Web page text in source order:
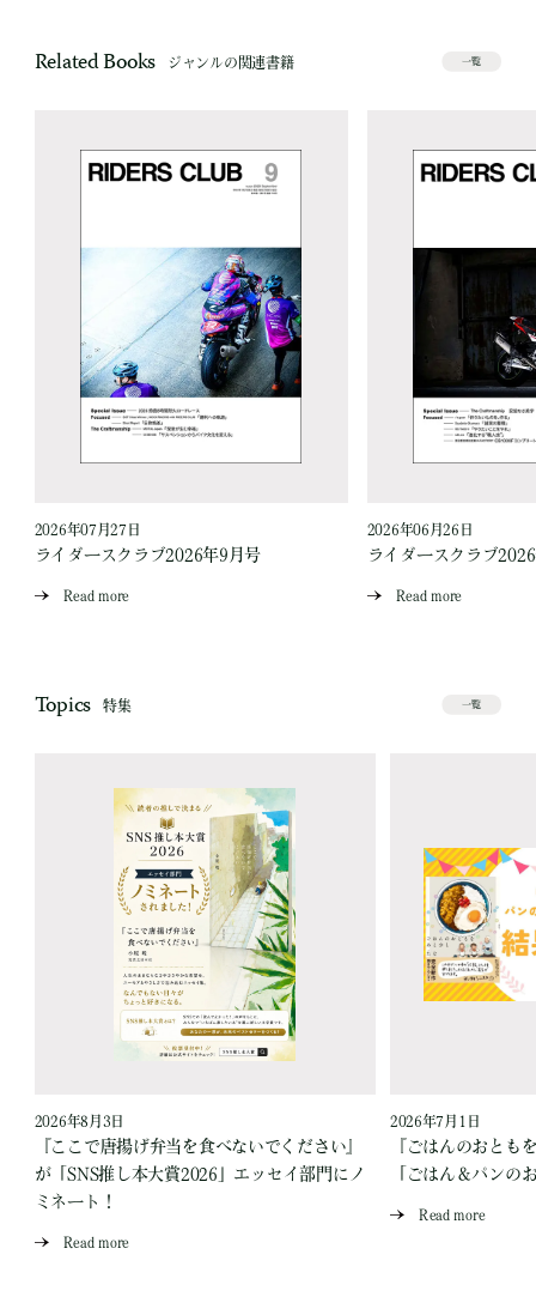
Related Books ジャンルの関連書籍 一覧
2026年07月27日
ライダースクラブ2026年9月号
Read more
2026年06月26日
ライダースクラブ
Read more
Topics 特集 一覧
2026年8月3日
『ここで唐揚げ弁当を食べないでください』
が「SNS推し本大賞2026」エッセイ部門にノ
ミネート！
Read more
2026年7月1日
『ごはんのおとも
「ごはん＆パンの
Read more